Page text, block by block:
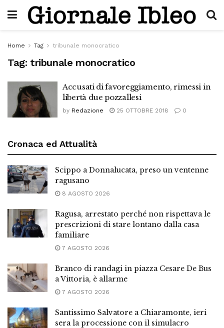
Home Tag tribunale monocratico
Tag: tribunale monocratico
Accusati di favoreggiamento, rimessi in
libertà due pozzallesi
by Redazione 25 OTTOBRE 2018 0
Cronaca ed Attualità
Scippo a Donnalucata, preso un ventenne
ragusano
8 AGOSTO 2026
Ragusa, arrestato perché non rispettava le
prescrizioni di stare lontano dalla casa
familiare
7 AGOSTO 2026
Branco di randagi in piazza Cesare De Bus
a Vittoria, è allarme
7 AGOSTO 2026
Santissimo Salvatore a Chiaramonte, ieri
sera la processione con il simulacro